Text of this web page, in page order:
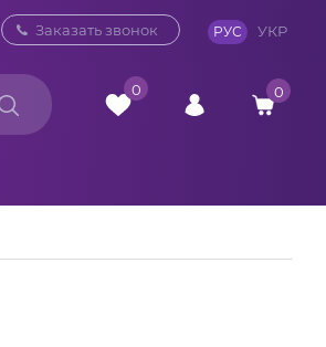
0 800 33 10 32
Заказать звонок РУС УКР
0 0